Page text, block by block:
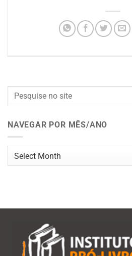
NAVEGAR POR MÊS/ANO
Navegar